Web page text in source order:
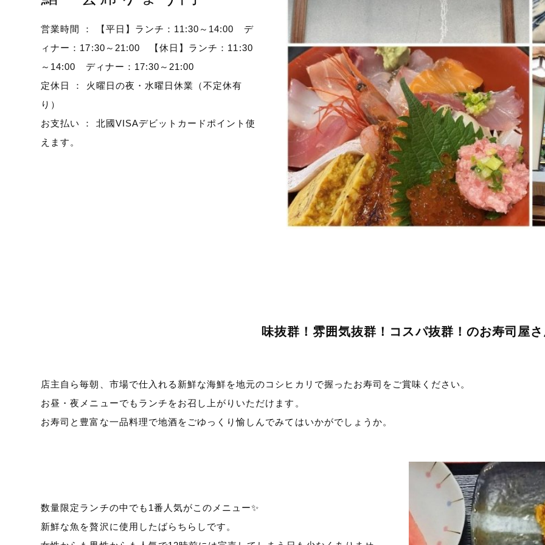
営業時間 ： 【平日】ランチ：11:30～14:00 デ
ィナー：17:30～21:00 【休日】ランチ：11:30
～14:00 ディナー：17:30～21:00
定休日 ： 火曜日の夜・水曜日休業（不定休有
り）
お支払い ： 北國VISAデビットカードポイント使
えます。
味抜群！雰囲気抜群！コスパ抜群！のお寿司屋
店主自ら毎朝、市場で仕入れる新鮮な海鮮を地元のコシヒカリで握ったお寿司をご賞味ください。
お昼・夜メニューでもランチをお召し上がりいただけます。
お寿司と豊富な一品料理で地酒をごゆっくり愉しんでみてはいかがでしょうか。
数量限定ランチの中でも1番人気がこのメニュー✨
新鮮な魚を贅沢に使用したばらちらしです。